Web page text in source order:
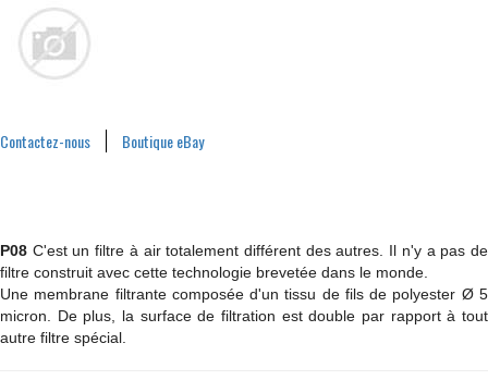
Contactez-nous Boutique eBay
P08 C'est un filtre à air totalement différent des autres. Il n'y a pas de
filtre construit avec cette technologie brevetée dans le monde.
Une membrane filtrante composée d'un tissu de fils de polyester Ø 5
micron. De plus, la surface de filtration est double par rapport à tout
autre filtre spécial.